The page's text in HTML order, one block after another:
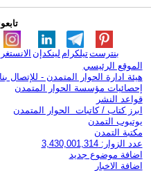
لينكدإن تيلكرامبنترست
الموقع الرئيسي
هيئة ادارة الحوار المتمدن - للإتصال بنا
إحصائيات مؤسسة الحوار المتمدن
قواعد النشر
ابرز كتاب / كاتبات الحوار المتمدن
يوتيوب التمدن
مكتبة التمدن
عدد الزوار: 3,430,001,314
اضافة موضوع جديد
اضافة الاخبار